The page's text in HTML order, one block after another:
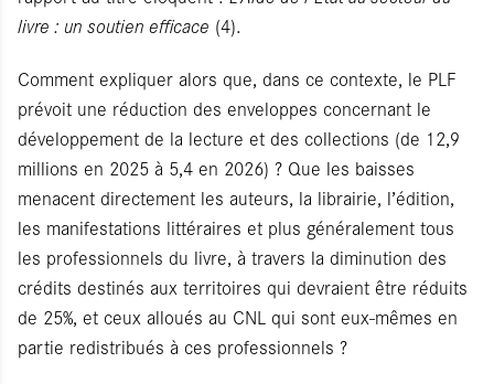
livre : un soutien efficace (4).
Comment expliquer alors que, dans ce contexte, le PLF
prévoit une réduction des enveloppes concernant le
développement de la lecture et des collections (de 12,9
millions en 2025 à 5,4 en 2026) ? Que les baisses
menacent directement les auteurs, la librairie, l’édition,
les manifestations littéraires et plus généralement tous
les professionnels du livre, à travers la diminution des
crédits destinés aux territoires qui devraient être réduits
de 25%, et ceux alloués au CNL qui sont eux-mêmes en
partie redistribués à ces professionnels ?